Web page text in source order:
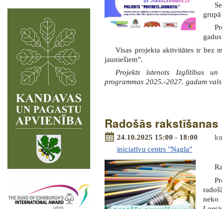
Visas projekta aktivitātes ir bez
jauniešiem".
Projekts īstenots Izglītības
programmas 2025.-2027. gadam
Radošās
24.10.2025 15:00 - 18:00
iniciatīvu centrs "Nagla"